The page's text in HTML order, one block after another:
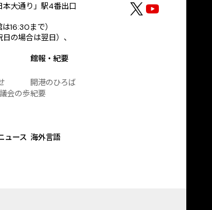
本大通り」駅4番出口
16:30まで）
の場合は翌日）、
会の歩
館報・紀要
開港のひろば
紀要
ュース 海外言語